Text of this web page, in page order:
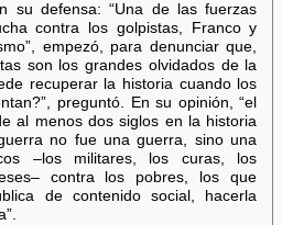
su defensa: “Una de las fuerzas
contra los golpistas, Franco y
empezó, para denunciar que,
son los grandes olvidados de la
recuperar la historia cuando los
preguntó. En su opinión, “el
al menos dos siglos en la historia
no fue una guerra, sino una
–los militares, los curas, los
contra los pobres, los que
de contenido social, hacerla